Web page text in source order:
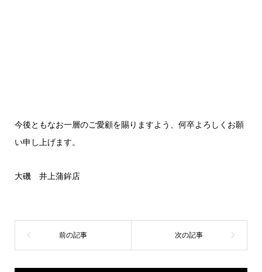
今後ともなお一層のご愛顧を賜りますよう、何卒よろしくお願
い申し上げます。
大磯 井上蒲鉾店